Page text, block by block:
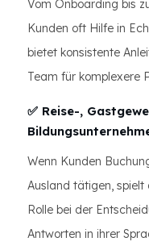
Vom Onboarding bis
Kunden oft Hilfe in
bietet konsistente
Team für komplexere
✅ Reise-,
Wenn Kunden
Ausland tätigen, spielt
Rolle bei der
Antworten in ihrer